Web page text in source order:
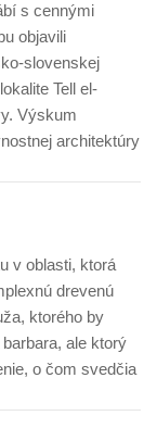
s cennými
objavili
slovenskej
Tell el-
Výskum
architektúry
v oblasti, ktorá
drevenú
ktorého by
ale ktorý
o čom svedčia